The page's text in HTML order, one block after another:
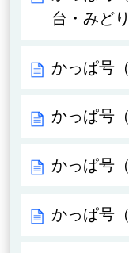
台・みど
かっぱ号
かっぱ号
かっぱ号
かっぱ号